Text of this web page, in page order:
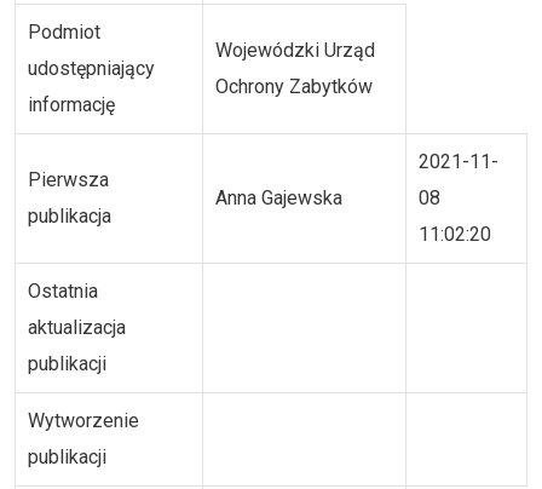
Podmiot
udostępniający
informację
Wojewódzki Urząd
Ochrony Zabytków
Pierwsza
publikacja
Anna Gajewska
2021-11-
08
11:02:20
Ostatnia
aktualizacja
publikacji
Wytworzenie
publikacji